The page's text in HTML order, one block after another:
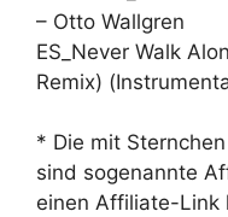
– Otto Wallgren
ES_Never Walk
Remix)
* Die mit
sind sogenannte
einen Affiliate-Link